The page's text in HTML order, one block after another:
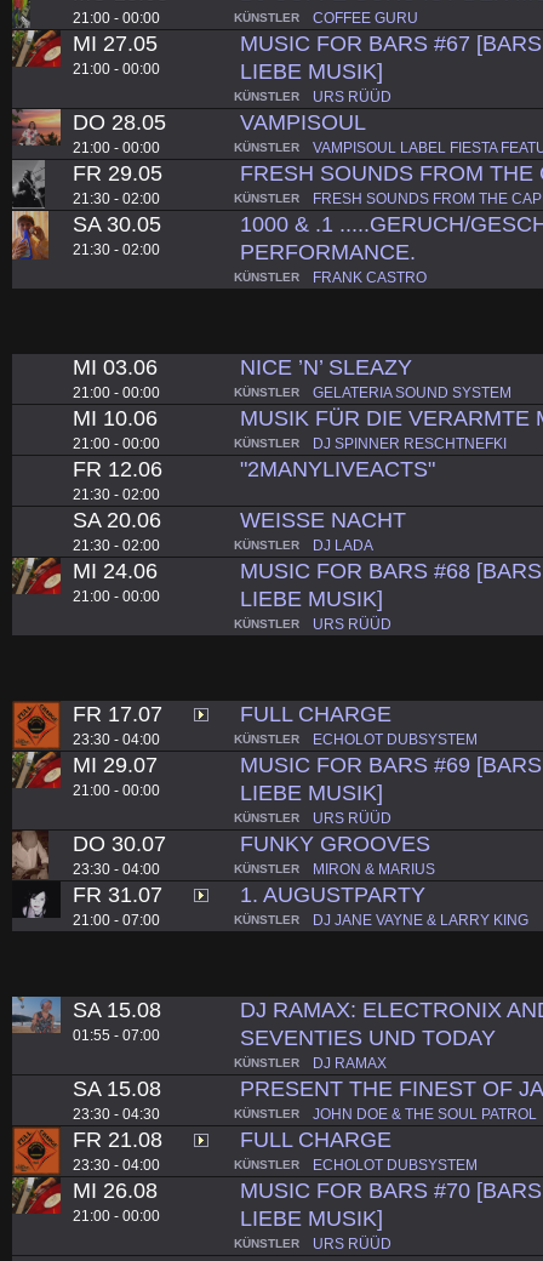
21:00 - 00:00 KÜNSTLER COFFEE GURU
MI 27.05
21:00 - 00:00
MUSIC FOR BARS #67
LIEBE MUSIK]
KÜNSTLER URS RÜÜD
DO 28.05
21:00 - 00:00
VAMPISOUL
KÜNSTLER VAMPISOUL LABEL FIESTA
FR 29.05
21:30 - 02:00
FRESH SOUNDS FROM
KÜNSTLER FRESH SOUNDS FROM THE
SA 30.05
21:30 - 02:00
1000 & .1 .....GERUCH/
PERFORMANCE.
KÜNSTLER FRANK CASTRO
MI 03.06
21:00 - 00:00
NICE ’N’ SLEAZY
KÜNSTLER GELATERIA SOUND SYSTEM
MI 10.06
21:00 - 00:00
MUSIK FÜR DIE VERARMTE
KÜNSTLER DJ SPINNER RESCHTNEFKI
FR 12.06
21:30 - 02:00
"2MANYLIVEACTS"
SA 20.06
21:30 - 02:00
WEISSE NACHT
KÜNSTLER DJ LADA
MI 24.06
21:00 - 00:00
MUSIC FOR BARS #68
LIEBE MUSIK]
KÜNSTLER URS RÜÜD
FR 17.07
23:30 - 04:00
FULL CHARGE
KÜNSTLER ECHOLOT DUBSYSTEM
MI 29.07
21:00 - 00:00
MUSIC FOR BARS #69
LIEBE MUSIK]
KÜNSTLER URS RÜÜD
DO 30.07
23:30 - 04:00
FUNKY GROOVES
KÜNSTLER MIRON & MARIUS
FR 31.07
21:00 - 07:00
1. AUGUSTPARTY
KÜNSTLER DJ JANE VAYNE & LARRY KING
SA 15.08
01:55 - 07:00
DJ RAMAX: ELECTRONIX
SEVENTIES UND TODAY
KÜNSTLER DJ RAMAX
SA 15.08
23:30 - 04:30
PRESENT THE FINEST OF
KÜNSTLER JOHN DOE & THE SOUL PATROL
FR 21.08
23:30 - 04:00
FULL CHARGE
KÜNSTLER ECHOLOT DUBSYSTEM
MI 26.08
21:00 - 00:00
MUSIC FOR BARS #70
LIEBE MUSIK]
KÜNSTLER URS RÜÜD